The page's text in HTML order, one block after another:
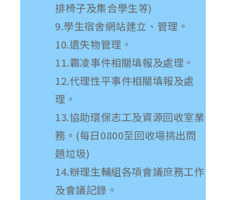
排椅子及集合學生等)
9.學生宿舍網站建立、管理。
10.遺失物管理。
11.霸凌事件相關填報及處理。
12.代理性平事件相關填報及處
理。
13.協助環保志工及資源回收室業
務。(每日0800至回收場挑出問
題垃圾)
14.辦理生輔組各項會議庶務工作
及會議記錄。